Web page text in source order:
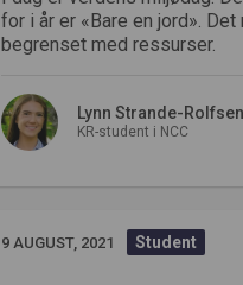
for i år er «Bare en jord».
begrenset med ressurser.
Lynn Strande-Rolfsen
KR-student i NCC
9 AUGUST, 2021 Student